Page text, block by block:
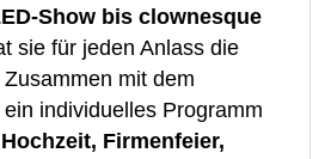
Show bis clownesque
sie für jeden Anlass die
mit dem
individuelles Programm
Hochzeit, Firmenfeier,